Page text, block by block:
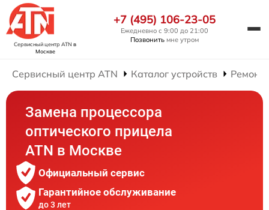
Сервисный центр ATN в
Москве
+7 (495) 106-23-05
Ежедневно с 9:00 до 21:00
Позвонить мне утром
Сервисный центр ATN Каталог устройств Ремонт
Замена процессора
оптического прицела
ATN в Москве
Официальный сервис
Гарантийное обслуживание
до 3 лет